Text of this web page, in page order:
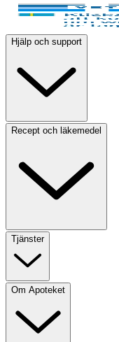
Hjälp och support
Recept och läkemedel
Tjänster
Om Apoteket